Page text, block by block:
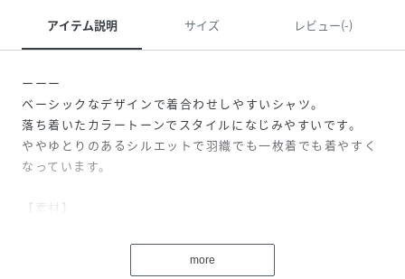
アイテム説明 サイズ レビュー(-)
ーーー
ベーシックなデザインで着合わせしやすいシャツ。
落ち着いたカラートーンでスタイルになじみやすいです。
ややゆとりのあるシルエットで羽織でも一枚着でも着やすく
なっています。
【素材】
のでべたつきにくく軽い着心地。
しわが目立ちにくくお手入れが簡単です。
more